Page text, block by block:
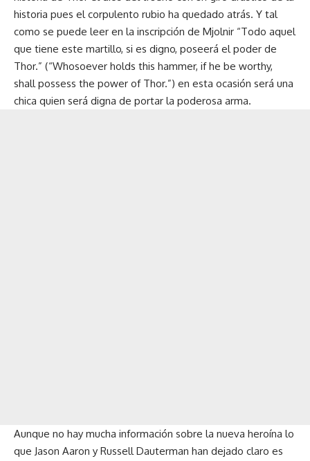
historia pues el corpulento rubio ha quedado atrás. Y tal
como se puede leer en la inscripción de Mjolnir “Todo aquel
que tiene este martillo, si es digno, poseerá el poder de
Thor.” (“Whosoever holds this hammer, if he be worthy,
shall possess the power of Thor.”) en esta ocasión será una
chica quien será digna de portar la poderosa arma.
Aunque no hay mucha información sobre la nueva heroína lo
que Jason Aaron y Russell Dauterman han dejado claro es